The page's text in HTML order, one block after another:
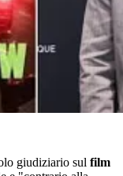
giudiziario sul film